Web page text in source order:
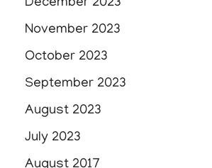
December 2023
November 2023
October 2023
September 2023
August 2023
July 2023
August 2017